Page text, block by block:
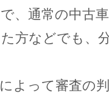
、通常の中古
方などでも、
よって審査の